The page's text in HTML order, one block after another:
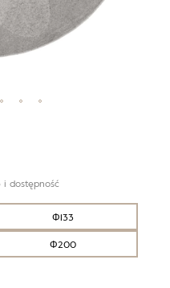
Φ133
Φ200
dostępność